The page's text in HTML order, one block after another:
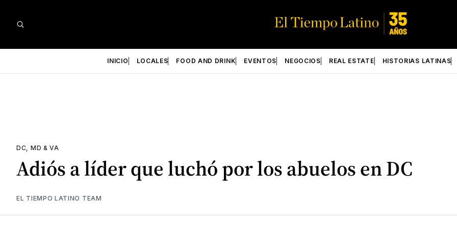
INICIO LOCALES FOOD AND DRINK EVENTOS NEGOCIOS REAL ESTATE HISTORIAS LATINAS
DC, MD & VA
Adiós a líder que luchó por los abuelos en DC
EL TIEMPO LATINO TEAM